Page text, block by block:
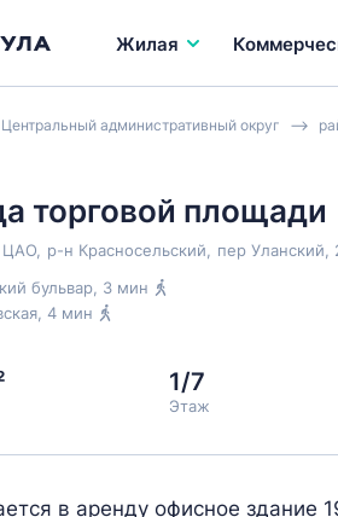
Жилая
Центральный административный округ
торговой площади
ЦАО р-н Красносельский пер Уланский
бульвар , 3 мин
, 4 мин
1/7
Этаж
в аренду офисное здание